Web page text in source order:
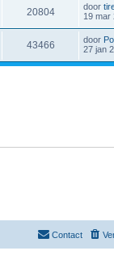
20804 door
19 mar
43466 door
27 jan
Contact